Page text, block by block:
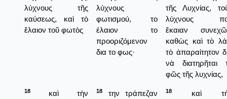
λύχνους τῆς
καύσεως, καὶ τὸ
ἔλαιον τοῦ φωτὸς
λύχνους
φωτισμού, το
έλαιον το
προοριζόμενον
δια το φως·
τῆς Λυχνίας,
λύχνους
ἔκαιαν
καθὼς καὶ τὸ
τὸ ἀπαραίτητον
νὰ διατηρῆται
φῶς τῆς λυχνίας,
18
καὶ τὴν
18
την τράπεζαν
18
καὶ